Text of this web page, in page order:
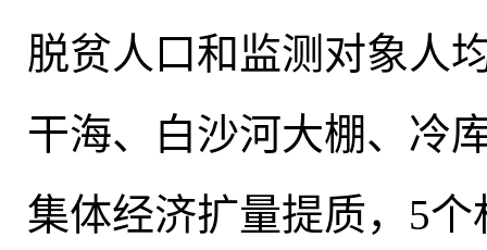
脱贫人口和监测对象人
干海、白沙河大棚、冷
集体经济扩量提质，5